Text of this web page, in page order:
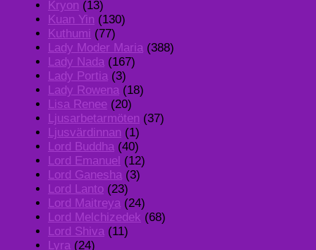
Kryon (13)
Kuan Yin (130)
Kuthumi (77)
Lady Moder Maria (388)
Lady Nada (167)
Lady Portia (3)
Lady Rowena (18)
Lisa Renee (20)
Ljusarbetarmöten (37)
Ljusvärdinnan (1)
Lord Buddha (40)
Lord Emanuel (12)
Lord Ganesha (3)
Lord Lanto (23)
Lord Maitreya (24)
Lord Melchizedek (68)
Lord Shiva (11)
Lyra (24)